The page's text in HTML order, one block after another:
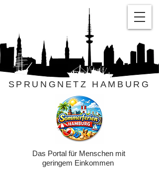
SPRUNGNETZ HAMBURG
Das Portal für Menschen mit
geringem Einkommen